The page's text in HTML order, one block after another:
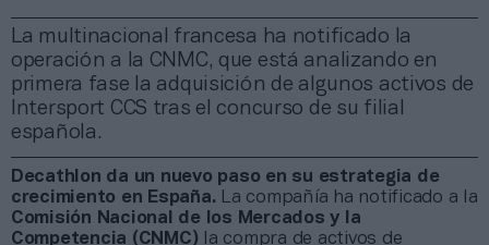
La multinacional francesa ha notificado la
operación a la CNMC, que está analizando en
primera fase la adquisición de algunos activos de
Intersport CCS tras el concurso de su filial
española.
Decathlon da un nuevo paso en su estrategia de
crecimiento en España.
La compañía ha notificado a la
Comisión Nacional de los Mercados y la
Competencia (CNMC) la compra de activos de